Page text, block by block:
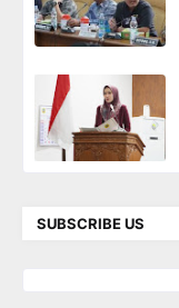
SUBSCRIBE US